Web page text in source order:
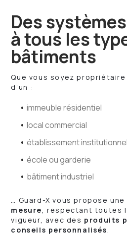
Des
à tous les
bâtiments
Que vous soyez
d’un :
immeuble résidentiel
local commercial
établissement institutionnel
école ou garderie
bâtiment industriel
… Guard-X vous propose une
mesure, respectant toutes
vigueur, avec des produits
conseils personnalisés.